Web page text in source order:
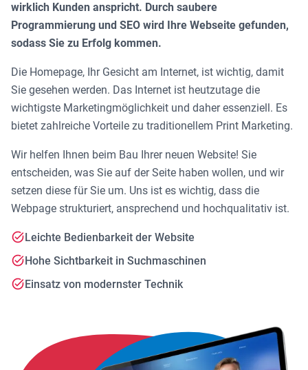
wirklich Kunden anspricht. Durch saubere
Programmierung und SEO wird Ihre Webseite gefunden,
sodass Sie zu Erfolg kommen.
Die Homepage, Ihr Gesicht am Internet, ist wichtig, damit
Sie gesehen werden. Das Internet ist heutzutage die
wichtigste Marketingmöglichkeit und daher essenziell. Es
bietet zahlreiche Vorteile zu traditionellem Print Marketing.
Wir helfen Ihnen beim Bau Ihrer neuen Website! Sie
entscheiden, was Sie auf der Seite haben wollen, und wir
setzen diese für Sie um. Uns ist es wichtig, dass die
Webpage strukturiert, ansprechend und hochqualitativ ist.
Leichte Bedienbarkeit der Website
Hohe Sichtbarkeit in Suchmaschinen
Einsatz von modernster Technik